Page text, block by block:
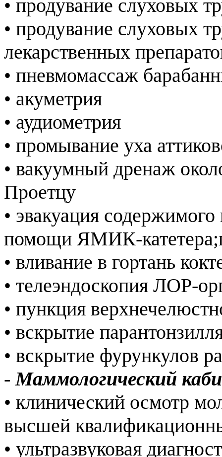
• продувание слуховых
• продувание слуховых
лекарственных
• пневмомассаж
• акуметрия
• аудиометрия
• промывание уха
• вакуумный дренаж
Проетцу
• эвакуация
помощи ЯМИК-
• вливание в гортань
• телеэндоскопия ЛОР-
• пункция
• вскрытие
• вскрытие фурункулов
-Маммологический
• клинический осмотр
высшей
• ультразвуковая